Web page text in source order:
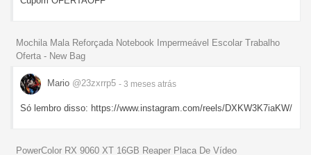
Mochila Mala Reforçada Notebook Impermeável Escolar Trabalho
Oferta - New Bag
Mario @23zxrrp5 - 3 meses atrás
Só lembro disso: https://www.instagram.com/reels/DXKW3K7iaKW/
PowerColor RX 9060 XT 16GB Reaper Placa De Vídeo